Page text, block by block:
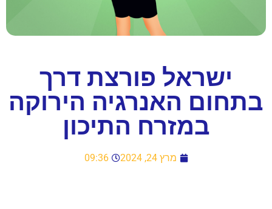
ישראל פורצת דרך
בתחום האנרגיה הירוקה
במזרח התיכון
מרץ 24, 2024 09:36